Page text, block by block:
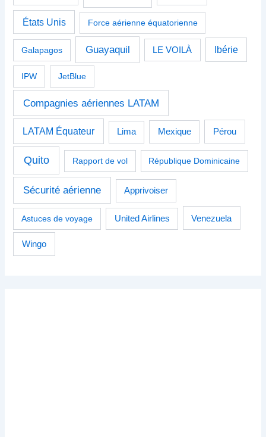
États Unis Force aérienne équatorienne
Galapagos Guayaquil LE VOILÀ Ibérie
IPW JetBlue
Compagnies aériennes LATAM
LATAM Équateur Lima Mexique Pérou
Quito Rapport de vol République Dominicaine
Sécurité aérienne Apprivoiser
Astuces de voyage United Airlines Venezuela
Wingo